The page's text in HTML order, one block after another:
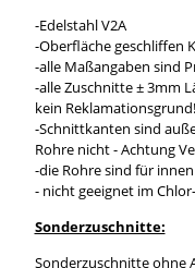
-Edelstahl V2A
-Oberfläche geschliffen
-alle Maßangaben sind
-alle Zuschnitte ± 3mm
kein
-Schnittkanten sind
Rohre nicht - Achtung
-die Rohre sind für
- nicht geeignet im
Sonderzuschnitte:
Sonderzuschnitte ohne